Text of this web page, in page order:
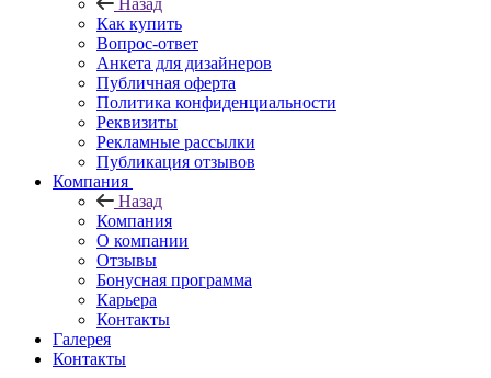
Назад
Как купить
Вопрос-ответ
Анкета для дизайнеров
Публичная оферта
Политика конфиденциальности
Реквизиты
Рекламные рассылки
Публикация отзывов
Компания
Назад
Компания
О компании
Отзывы
Бонусная программа
Карьера
Контакты
Галерея
Контакты